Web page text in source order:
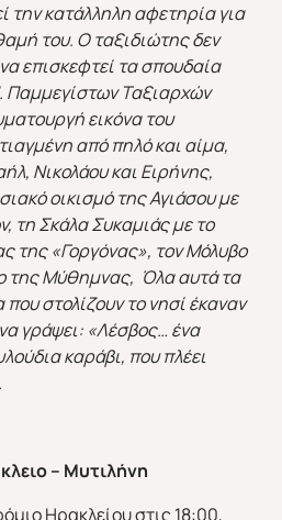
την κατάλληλη αφετηρία για
του. Ο ταξιδιώτης δεν
επισκεφτεί τα σπουδαία
Παμμεγίστων Ταξιαρχών
εικόνα του
από πηλό και αίμα,
Νικολάου και Ειρήνης,
οικισμό της Αγιάσου με
τη Σκάλα Συκαμιάς με το
της «Γοργόνας», τον Μόλυβο
της Μύθημνας, Όλα αυτά τα
στολίζουν το νησί έκαναν
γράψει: «Λέσβος… ένα
καράβι, που πλέει
– Μυτιλήνη
Ηρακλείου στις 18:00,